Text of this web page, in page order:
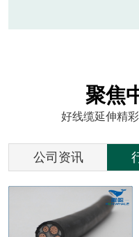
聚焦
好线缆延伸精
公司资讯